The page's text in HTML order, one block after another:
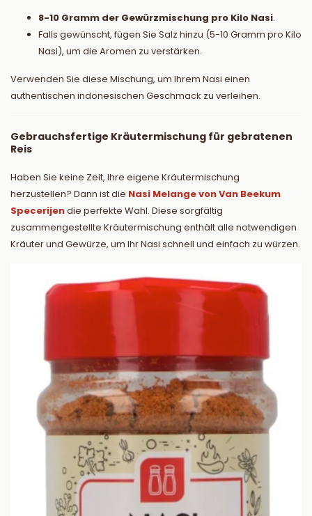
8-10 Gramm der Gewürzmischung pro Kilo Nasi.
Falls gewünscht, fügen Sie Salz hinzu (5-10 Gramm pro Kilo
Nasi), um die Aromen zu verstärken.
Verwenden Sie diese Mischung, um Ihrem Nasi einen
authentischen indonesischen Geschmack zu verleihen.
Gebrauchsfertige Kräutermischung für gebratenen
Reis
Haben Sie keine Zeit, Ihre eigene Kräutermischung
herzustellen? Dann ist die Nasi Melange von Van Beekum
Specerijendie perfekte Wahl. Diese sorgfältig
zusammengestellte Kräutermischung enthält alle notwendigen
Kräuter und Gewürze, um Ihr Nasi schnell und einfach zu würzen.